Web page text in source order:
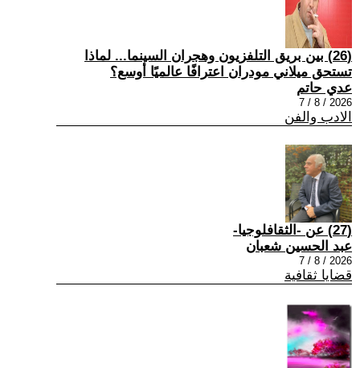
(26) بين بريق التلفزيون وهجران السينما... لماذا
تستحق ميلاني مودران اعترافًا عالميًا أوسع؟
عدي حاتم
2026 / 8 / 7
الادب والفن
(27) عن -الثقافلوجيا-
عبد الحسين شعبان
2026 / 8 / 7
قضايا ثقافية